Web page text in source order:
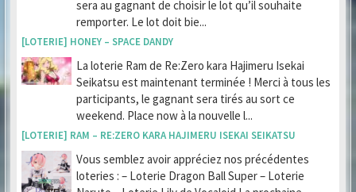
sera au gagnant de choisir le lot qu’il souhaite
remporter. Le lot doit bie...
[LOTERIE] HONEY – SPACE DANDY
La loterie Ram de Re:Zero kara Hajimeru Isekai
Seikatsu est maintenant terminée ! Merci à tous les
participants, le gagnant sera tirés au sort ce
weekend. Place now à la nouvelle l...
[LOTERIE] RAM – RE:ZERO KARA HAJIMERU ISEKAI SEIKATSU
Vous semblez avoir appréciez nos précédentes
loteries : – Loterie Dragon Ball Super – Loterie